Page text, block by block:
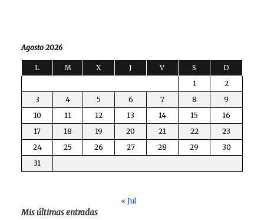
Agosto 2026
L M X J V S
D
1
2
3
4 5 6 7 8
9
10
11 12 13 14 15
16
17
18 19 20 21 22
23
24
25 26 27 28 29
30
31
« Jul
Mis últimas entradas